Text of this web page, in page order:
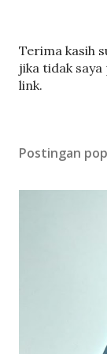
P
o
s
g
o
Terima kasih
jika tidak
link.
Postingan